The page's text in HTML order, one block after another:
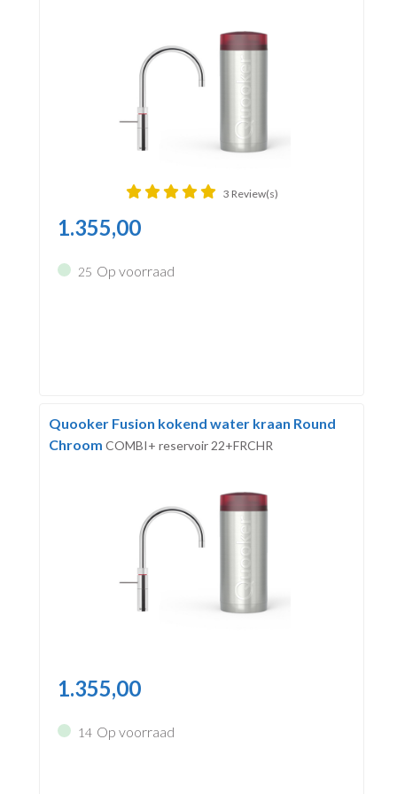
3 Review(s)
1.355,00
25 Op voorraad
Quooker Fusion kokend water kraan Round
Chroom COMBI+ reservoir 22+FRCHR
1.355,00
14 Op voorraad